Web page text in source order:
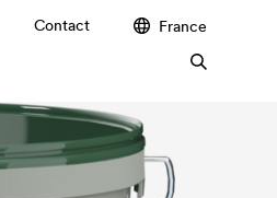
Contact France